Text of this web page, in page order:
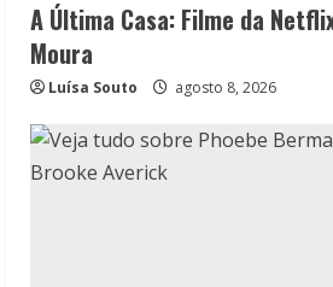
A Última Casa: Filme da
Moura
Luísa Souto agosto 8, 2026